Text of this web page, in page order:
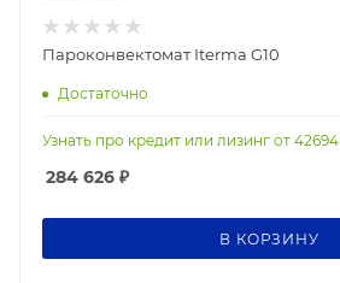
Пароконвектомат Iterma G10
Достаточно
Узнать про кредит или лизинг от 42694
284 626 ₽
В КОРЗИНУ